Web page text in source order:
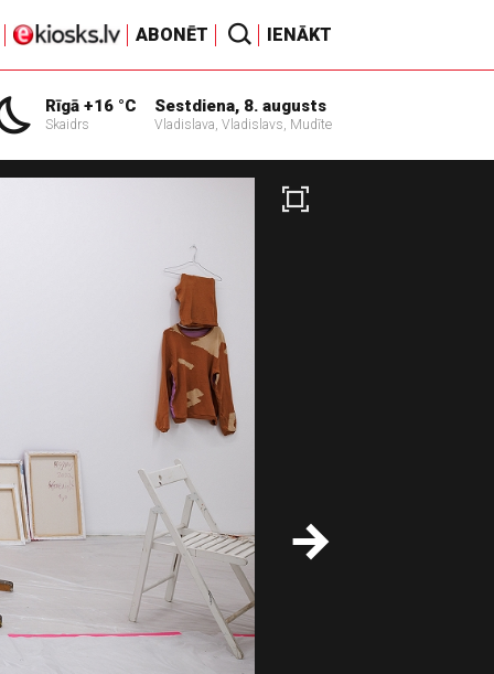
ABONĒT IENĀKT
Rīgā +16 °C
Skaidrs
Sestdiena, 8. augusts
Vladislava, Vladislavs, Mudīte